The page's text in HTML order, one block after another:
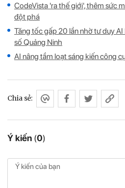
CodeVista 'ra thế giới', thêm sức
đột phá
Tăng tốc gấp 20 lần nhờ tư duy
số Quảng Ninh
AI nâng tầm loạt sáng kiến công
Ý kiến (0)
Chia sẻ: